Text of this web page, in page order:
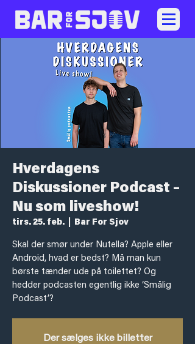
Hverdagens
Diskussioner Podcast –
Nu som liveshow!
tirs. 25. feb. Bar For Sjov
Skal der smør under Nutella? Apple eller
Android, hvad er bedst? Må man kun
børste tænder ude på toilettet? Og
hedder podcasten egentlig ikke ‘Smålig
Podcast’?
Der sælges ikke billetter